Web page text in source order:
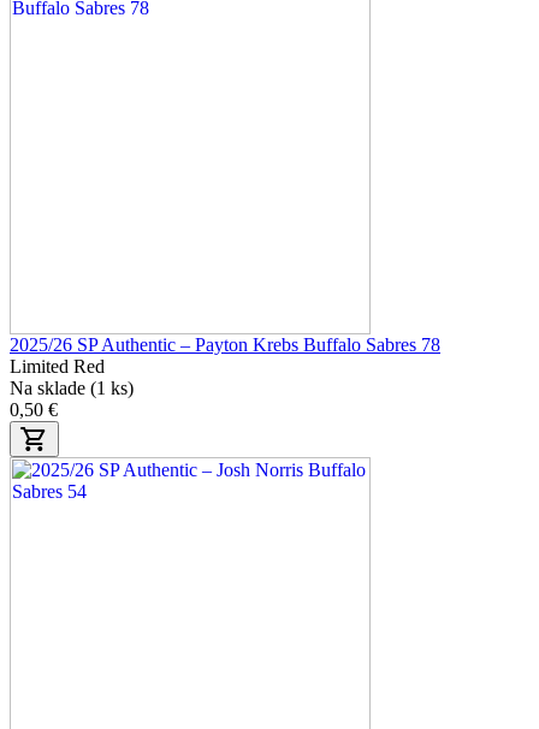
2025/26 SP Authentic – Payton Krebs Buffalo Sabres 78
Limited Red
Na sklade (1 ks)
0,50 €